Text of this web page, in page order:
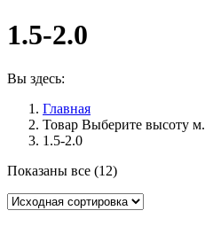
1.5-2.0
Вы здесь:
Главная
Товар Выберите высоту м.
1.5-2.0
Показаны все (12)